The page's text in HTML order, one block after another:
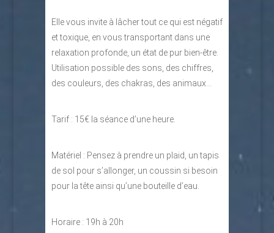
Elle vous invite à lâcher tout ce qui est négatif
et toxique, en vous transportant dans une
relaxation profonde, un état de pur bien-être.
Utilisation possible des sons, des chiffres,
des couleurs, des chakras, des animaux…
Tarif : 15€ la séance d’une heure.
Matériel : Pensez à prendre un plaid, un tapis
de sol pour s’allonger, un coussin si besoin
pour la tête ainsi qu’une bouteille d’eau.
Horaire : 19h à 20h